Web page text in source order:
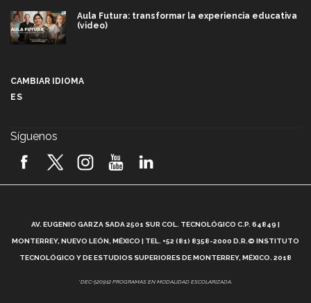
Aula Futura: transformar la experiencia educativa
(video)
2026! (video)
¿Cómo es el Modelo Educativo Tec? (video)
Vida Tec: Feminismo e Inteligencia Artificial, Paola
CAMBIAR IDIOMA
ES
Síguenos
AV. EUGENIO GARZA SADA 2501 SUR COL. TECNOLÓGICO C.P. 64849 |
MONTERREY, NUEVO LEÓN, MÉXICO | TEL. +52 (81) 8358-2000 D.R.© INSTITUTO
TECNOLÓGICO Y DE ESTUDIOS SUPERIORES DE MONTERREY, MÉXICO. 2018
*DEC-520912 PROGRAMAS EN MODALIDAD ESCOLARIZADA.